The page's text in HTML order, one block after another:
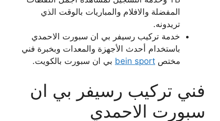
المفضلة والافلام والمباريات بالوقت الذي
تريدونه.
خدمة تركيب رسيفر بي ان سبورت الاحمدي
باستخدام أحدث الأجهزة والمعدات وبخبرة فني
مختص bein sport بي ان سبورت بالكويت.
فني تركيب رسيفر بي ان
سبورت الاحمدي